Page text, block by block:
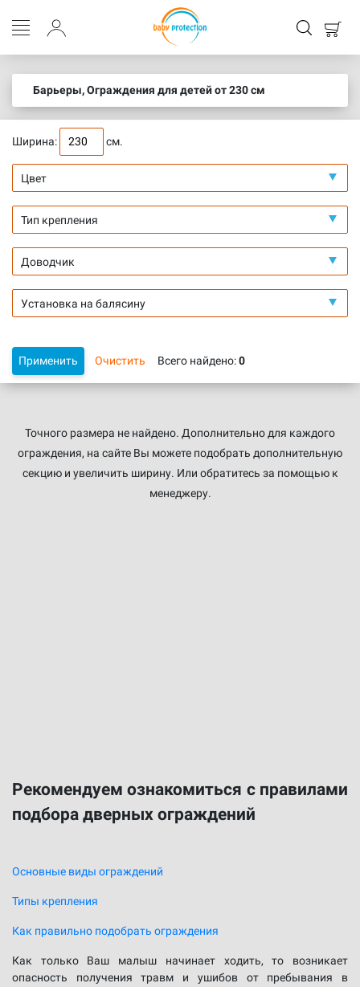
Барьеры, Ограждения для детей от 230 см
Ширина: см.
Цвет
Тип крепления
Доводчик
Установка на балясину
Применить Очистить Всего найдено:0
Точного размера не найдено. Дополнительно для каждого
ограждения, на сайте Вы можете подобрать дополнительную
секцию и увеличить ширину. Или обратитесь за помощью к
менеджеру.
Рекомендуем ознакомиться с правилами
подбора дверных ограждений
Основные виды ограждений
Типы крепления
Как правильно подобрать ограждения
Как только Ваш малыш начинает ходить, то возникает
опасность получения травм и ушибов от пребывания в